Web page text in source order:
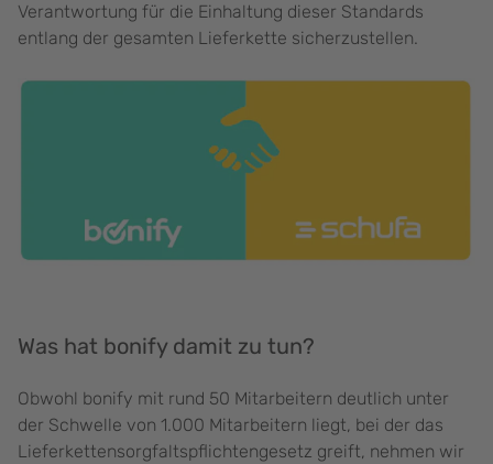
Verantwortung für die Einhaltung dieser Standards
entlang der gesamten Lieferkette sicherzustellen.
Was hat bonify damit zu tun?
Obwohl bonify mit rund 50 Mitarbeitern deutlich unter
der Schwelle von 1.000 Mitarbeitern liegt, bei der das
Lieferkettensorgfaltspflichtengesetz greift, nehmen wir